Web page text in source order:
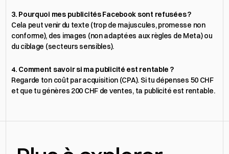
3. Pourquoi mes publicités Facebook sont refusées ?
Cela peut venir du texte (trop de majuscules, promesse non
conforme), des images (non adaptées aux règles de Meta) ou
du ciblage (secteurs sensibles).
4. Comment savoir si ma publicité est rentable ?
Regarde ton coût par acquisition (CPA). Si tu dépenses 50 CHF
et que tu génères 200 CHF de ventes, ta publicité est rentable.